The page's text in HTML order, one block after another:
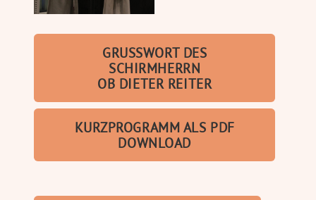
GRUSSWORT DES S
CHIRMHERRN
OB DIETER REITER
KURZPROGRAMM ALS PDF
DOWNLOAD